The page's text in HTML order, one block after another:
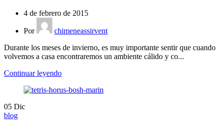
4 de febrero de 2015
Por
chimeneassirvent
Durante los meses de invierno, es muy importante sentir que cuando
volvemos a casa encontraremos un ambiente cálido y co...
Continuar leyendo
05 Dic
blog